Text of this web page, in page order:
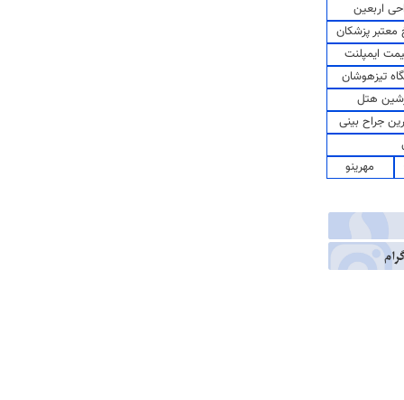
اربعین
پزشکان
ایمپلنت
تیزهوشان
هتل
جراح بینی
مهرینو